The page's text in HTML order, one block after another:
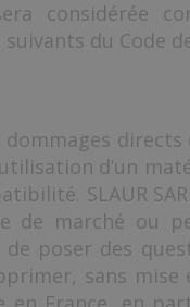
considérée
du Code
dommages
d’un
SLAUR
de marché ou
poser des
sans